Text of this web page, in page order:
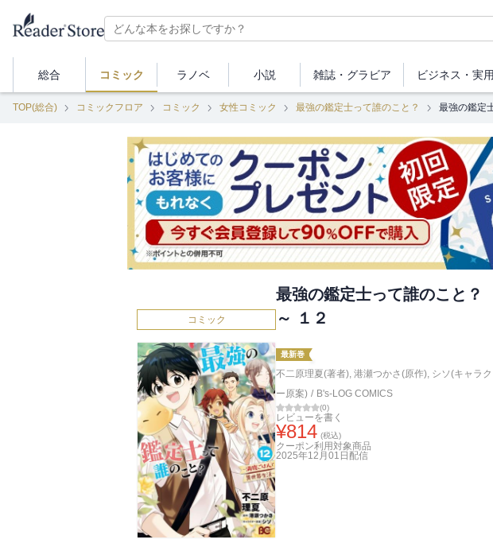
総合 コミック ラノベ 小説 雑誌・ グラビア ビジネス ・実用
TOP(総合) コミックフロア コミック 女性コミック 最強の鑑定士って誰のこと？ 最強の鑑定
コミック
最強の鑑定士って誰のこと
～ １２
最新巻
不二原理夏(著者), 港瀬つかさ(原作), シソ(キャラク
ー原案) / B's-LOG COMICS
(0)
レビューを書く
¥814 (税込)
クーポン利用対象商品
2025年12月01日 配信